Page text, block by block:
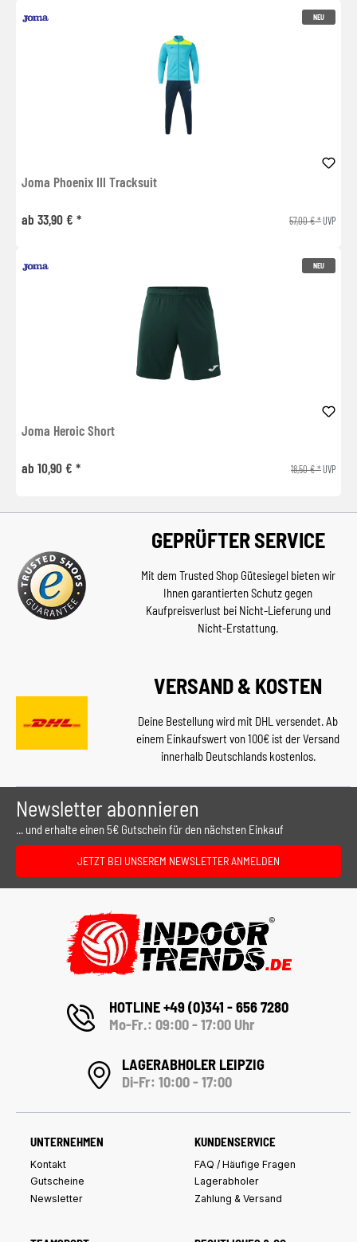
NEU
Joma Phoenix III Tracksuit
ab 33,90 € * 57,00 € *UVP
NEU
Joma Heroic Short
ab 10,90 € * 18,50 € *UVP
GEPRÜFTER SERVICE
Mit dem Trusted Shop Gütesiegel bieten wir
Ihnen garantierten Schutz gegen
Kaufpreisverlust bei Nicht-Lieferung und
Nicht-Erstattung.
VERSAND & KOSTEN
Deine Bestellung wird mit DHL versendet. Ab
einem Einkaufswert von 100€ ist der Versand
innerhalb Deutschlands kostenlos.
Newsletter abonnieren
... und erhalte einen 5€ Gutschein für den nächsten Einkauf
JETZT BEI UNSEREM NEWSLETTER ANMELDEN
HOTLINE +49 (0)341 - 656 7280
Mo-Fr.: 09:00 - 17:00 Uhr
LAGERABHOLER LEIPZIG
Di-Fr: 10:00 - 17:00
UNTERNEHMEN
Kontakt
Gutscheine
Newsletter
KUNDENSERVICE
FAQ / Häufige Fragen
Lagerabholer
Zahlung & Versand